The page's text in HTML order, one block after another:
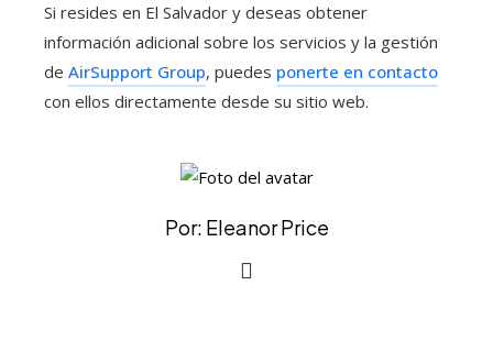
Si resides en El Salvador y deseas obtener
información adicional sobre los servicios y la gestión
de AirSupport Group, puedes ponerte en contacto
con ellos directamente desde su sitio web.
Por: Eleanor Price